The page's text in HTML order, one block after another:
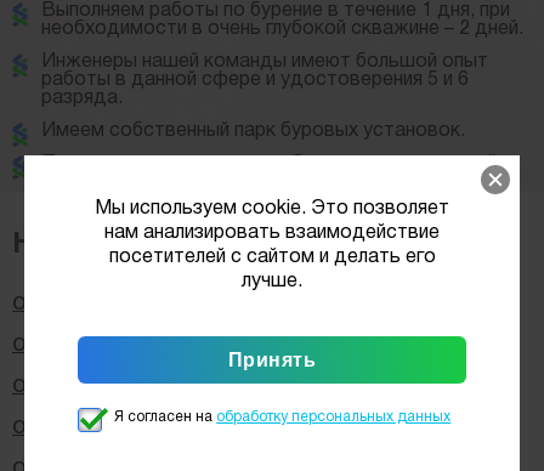
Выполняем работы по бурение в течение 1 дня, при
необходимости в очень глубокой скважине – 2 дней.
Инженеры нашей команды имеют большой опыт
работы в данной сфере и удостоверения 5 и 6
разряда.
Имеем собственный парк буровых установок.
Предлагаем материалы и оборудование высокой
Наши услуги
Обустройство скважин под ключ
Обустройство скважины с адаптером
Обустройство скважины с кессоном
Обустройство артезианских скважин
Мы используем cookie. Это позволяет
нам анализировать взаимодействие
посетителей с сайтом и делать его
лучше.
Я согласен на обработку персональных данных